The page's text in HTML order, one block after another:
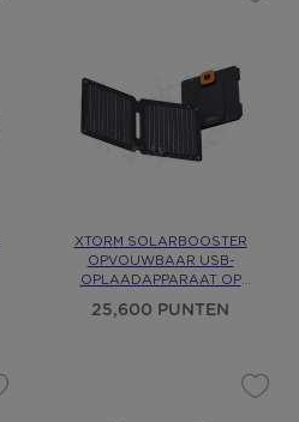
XTORM SOLARBOOSTER
OPVOUWBAAR USB-
OPLAADAPPARAAT OP
25,600 PUNTEN